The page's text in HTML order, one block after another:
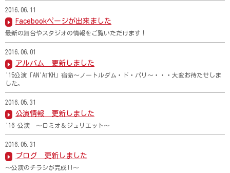
2016.06.11
Facebookページが出来ました
最新の舞台やスタジオの情報をご覧いただけます！
2016.06.01
アルバム 更新しました
'15公演「AN'AΓKH」宿命～ノートルダム・ド・パリ～・・・大変お待たせしま
した。
2016.05.31
公演情報 更新しました
'16 公演 ～ロミオ＆ジュリエット～
2016.05.31
ブログ 更新しました
～公演のチラシが完成!!～